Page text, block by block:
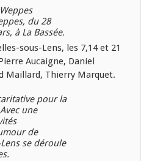
du 28
à La Bassée.
sous-Lens, les 7,14 et 21
Aucaigne, Daniel
Maillard, Thierry Marquet.
de
se déroule